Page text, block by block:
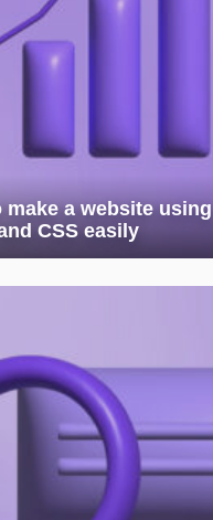
make a website using
CSS easily